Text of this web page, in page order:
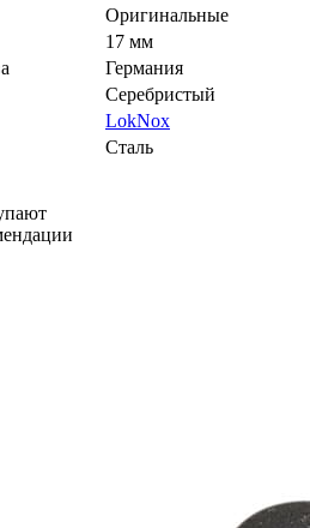
Оригинальные
17 мм
Германия
Серебристый
LokNox
Сталь